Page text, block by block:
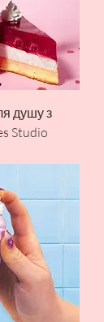
душу з
Studio